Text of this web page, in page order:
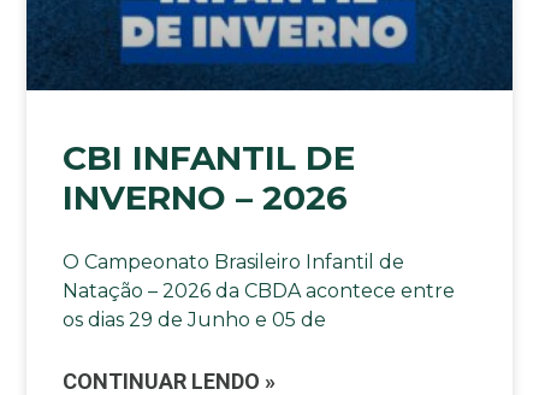
CBI INFANTIL DE
INVERNO – 2026
O Campeonato Brasileiro Infantil de
Natação – 2026 da CBDA acontece entre
os dias 29 de Junho e 05 de
CONTINUAR LENDO »